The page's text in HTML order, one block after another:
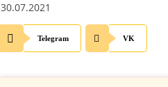
30.07.2021
Telegram VK